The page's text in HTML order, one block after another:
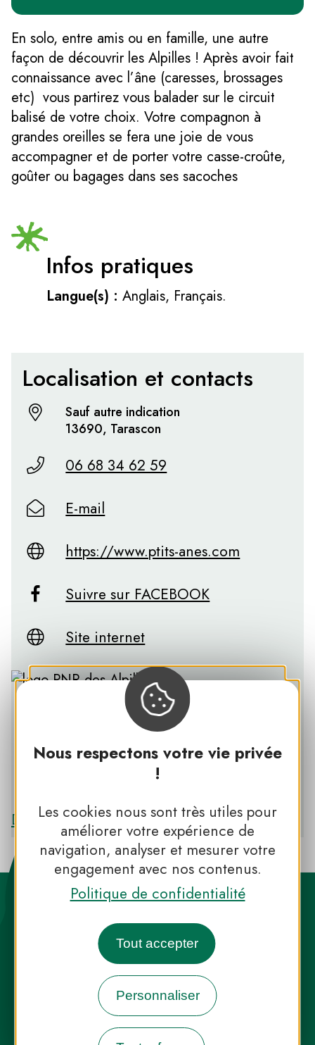
Nous respectons votre vie privée
!
Les cookies nous sont très utiles pour
améliorer votre expérience de
navigation, analyser et mesurer votre
engagement avec nos contenus.
Politique de confidentialité
Tout accepter
Personnaliser
En solo, entre amis ou en famille, une autre
façon de découvrir les Alpilles ! Après avoir fait
connaissance avec l’âne (caresses, brossages
etc) vous partirez vous balader sur le circuit
balisé de votre choix. Votre compagnon à
grandes oreilles se fera une joie de vous
accompagner et de porter votre casse-croûte,
goûter ou bagages dans ses sacoches
Infos pratiques
Langue(s) : Anglais, Français.
Localisation et contacts
Sauf autre indication
13690, Tarascon
06 68 34 62 59
E-mail
https://www.ptits-anes.com
Suivre sur FACEBOOK
Site internet
Découvrir le PNR DES ALPILLES
Destination Parcs, de l’inspiration en
toute saison